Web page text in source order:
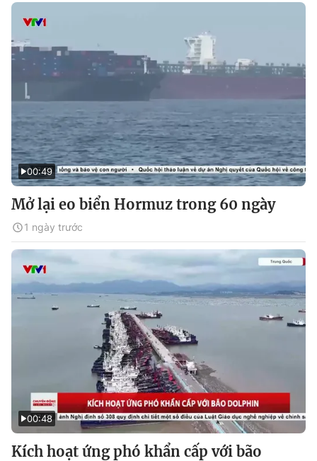
00:49
Mở lại eo biển Hormuz trong 60 ngày
1 ngày trước
00:48
Kích hoạt ứng phó khẩn cấp với bão